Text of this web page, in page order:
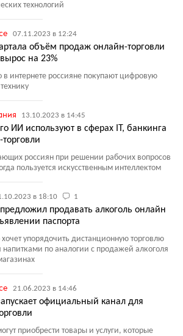
технологий
07.11.2023 в 12:24
объём продаж онлайн-торговли
на 23%
в интернете россияне покупают цифровую
13.10.2023 в 14:45
ИИ используют в сферах IT, банкинга
россиян при решении рабочих вопросов
пользуется искусственным интеллектом
в 18:10 1
продавать алкоголь онлайн
паспорта
упорядочить дистанционную торговлю
по аналогии с продажей алкоголя
21.06.2023 в 14:46
официальный канал для
приобрести товары и услуги, которые